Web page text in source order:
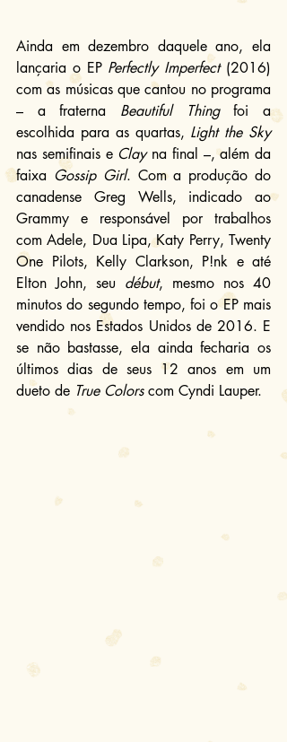
Ainda em dezembro daquele ano, ela
lançaria o EP Perfectly Imperfect (2016)
com as músicas que cantou no programa
– a fraterna Beautiful Thing foi a
escolhida para as quartas, Light the Sky
nas semifinais e Clay na final –, além da
faixa Gossip Girl. Com a produção do
canadense Greg Wells, indicado ao
Grammy e responsável por trabalhos
com Adele, Dua Lipa, Katy Perry, Twenty
One Pilots, Kelly Clarkson, P!nk e até
Elton John, seu début, mesmo nos 40
minutos do segundo tempo, foi o EP mais
vendido nos Estados Unidos de 2016. E
se não bastasse, ela ainda fecharia os
últimos dias de seus 12 anos em um
dueto de True Colors com Cyndi Lauper.